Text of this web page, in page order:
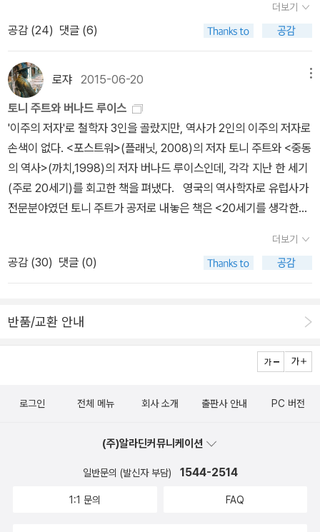
회장 겸 한국이슬람학회장, 한양대학교 도서관장·박물관장·문화재연
구소장· 세계지역문화연구소장, 외교부 정책자문위원회 아프리카중
동분과 위원장, 중앙아시아학술연구소 (IICAS) 학술위원 등을 지냈
다. 지금은 한양대학교 문화인류학과 명예교수, 성공회대학교 석좌교
수와 이슬람문화연구소 소장으로 있으며, 서양 중심의 보편적 역사관
을 넘어 인류문명의 뿌리인 오리엔트-중동 지역의 역사와 그 토양에
서 발아한 이슬람 문명을 조망하고 연구하는 데 매진하고 있다.《이희
수의 이슬람》, 《세상을 바꾼 이슬람》, 《터키사 100》,《터키 박물관
산책》, 《헤이트》(공저), 《한국어-터키어사전》(공저) 등 80여 권을
쓰고, 《중동의 역사》, 《금의 역사》,《문명의 대화》 등 10여 권을 우리
말로 옮겼다. 지은 책 중《이슬람과 한국문화》는 아랍어, 터키어, 이란
어로 번역 출간되어 한국과 이슬람 세계의 교류를 밝히는 저술로 평
가받았으며, 페르시아 왕자와 신라 공주의 사랑 이야기가 담긴 고대
더보기
공감 (24) 댓글 (6)
로쟈 2015-06-20
토니 주트와 버나드 루이스
'이주의 저자'로 철학자 3인을 골랐지만, 역사가 2인의 이주의 저자로
손색이 없다. <포스트워>(플래닛, 2008)의 저자 토니 주트와 <중동
의 역사>(까치,1998)의 저자 버나드 루이스인데, 각각 지난 한 세기
(주로 20세기)를 회고한 책을 펴냈다. 영국의 역사학자로 유럽사가
전문분야였던 토니 주트가 공저로 내놓은 책은 <20세기를 생각한다
<재평가>(열린책들, 2014)와 짝이 될 만한 책. 1948년생인 주트
는 비교적 젊은 나이에 루게릭병으로 2010년 세상을 떠났는데, 투병
중에 티머시 스나이더에게서 공저를 제안받고서 함께 진행한 결과물
자이자 사회 참여 지식인으로 널리 알려진 토니 주트와 전도유망한
눈 긴 대담의 기록이다. 이 책은 '역사이자 전기이며 윤리학 논문'이
자, 민족주의자, 파시스트 지식인들이 이해한 권력과 정의를 주제로
이 일어난 직후 20세기 중반 런던에서 동유럽 유대인의 후손으로 태
어난 역사가 토니 주트의 지적 전기, 그리고 20세기 정치사상의 한계
있다. 책이 만들어진 과정도 이야깃거리다. 2009년 정초부터 봄,
더보기
공감 (30) 댓글 (0)
반품/교환 안내
로그인 전체 메뉴 회사 소개 출판사 안내 PC 버전
(주)알라딘커뮤니케이션
일반문의 (발신자 부담) 1544-2514
1:1 문의 FAQ